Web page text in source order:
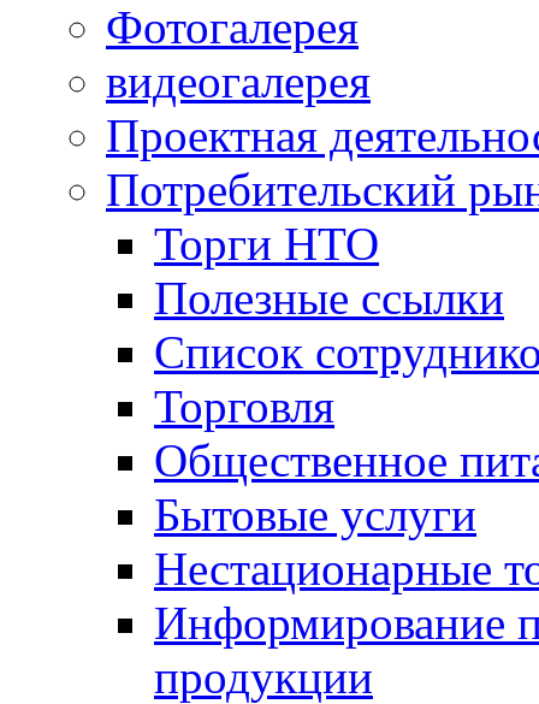
Фотогалерея
видеогалерея
Проектная
Потребительский
Торги НТО
Полезные ссылки
Список
Торговля
Общественное
Бытовые услуги
Нестационарные
Информирование
продукции